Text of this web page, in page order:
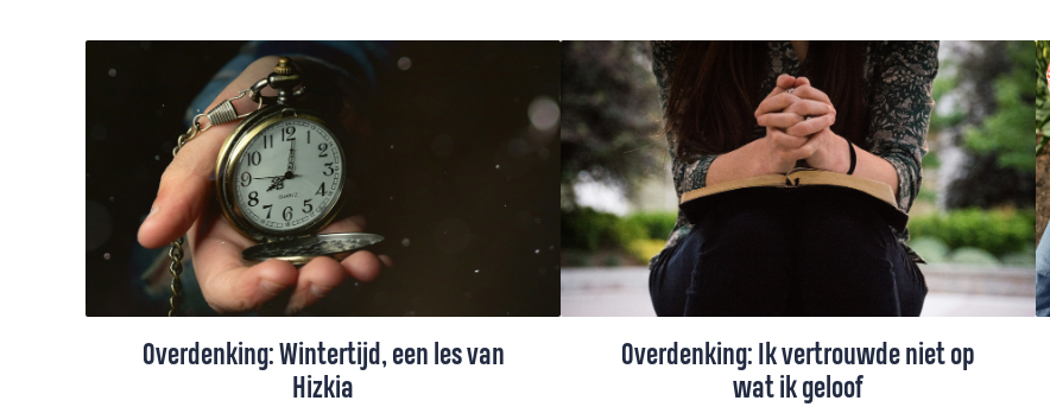
‘Het geloof is weer ‘hot’ onder jongeren’,
kopten diverse media na het recente
onderzoek ‘God in Nederland’. Is er onder
de jonge generatie inderdaad weer nieuwe
interesse in geloof? En wat merken kerken
daar eigenlijk van?
Een 21-jarige kerkganger vraagt ds. Dick
Wolters na de dienst: 'Kan ik hier gedoopt
worden?' Hij is niet de enige twintiger die,
seculier opgegroeid, nu op zoek gaat naar
God.
Overdenking: Wintertijd, een les van
Hizkia
Overdenking: Ik vertrouwde niet op
wat ik geloof